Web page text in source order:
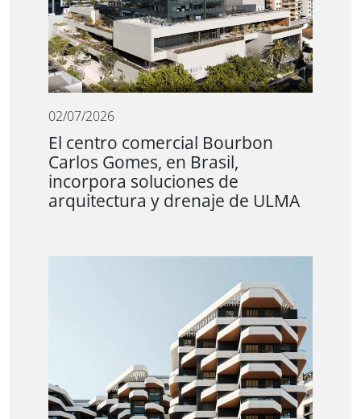
02/07/2026
El centro comercial Bourbon
Carlos Gomes, en Brasil,
incorpora soluciones de
arquitectura y drenaje de ULMA